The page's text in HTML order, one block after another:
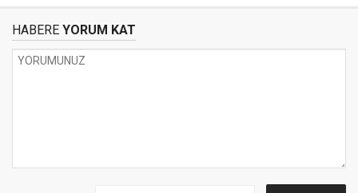
HABERE YORUM KAT